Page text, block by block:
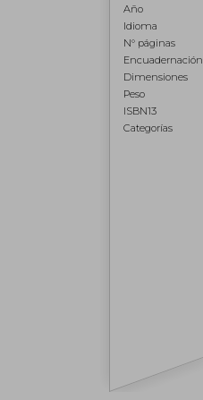
Año
Idioma
N° páginas
Encuadernación
Dimensiones
Peso
ISBN13
Categorías